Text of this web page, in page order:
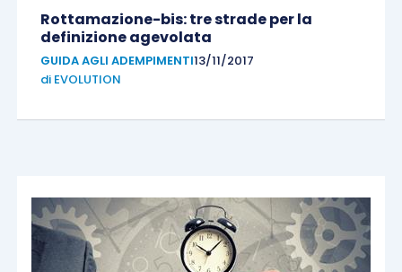
Rottamazione-bis: tre strade per la
definizione agevolata
GUIDA AGLI ADEMPIMENTI13/11/2017
di EVOLUTION